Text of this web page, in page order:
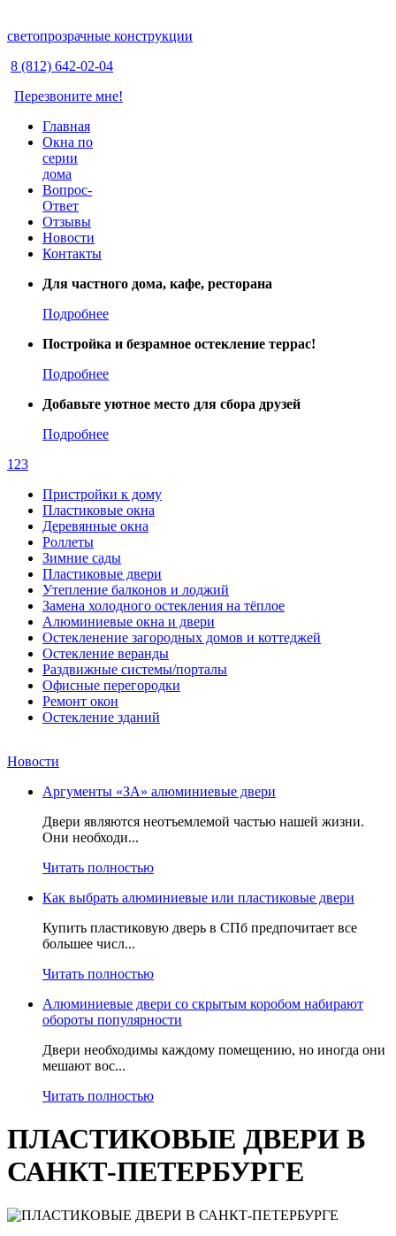
светопрозрачные конструкции
8 (812) 642-02-04
Перезвоните мне!
Главная
Окна по
серии
дома
Вопрос-
Ответ
Отзывы
Новости
Контакты
Для частного дома, кафе, ресторана
Подробнее
Постройка и безрамное остекление террас!
Подробнее
Добавьте уютное место для сбора друзей
Подробнее
1 23
Пристройки к дому
Пластиковые окна
Деревянные окна
Роллеты
Зимние сады
Пластиковые двери
Утепление балконов и лоджий
Замена холодного остекления на тёплое
Алюминиевые окна и двери
Остекленение загородных домов и коттеджей
Остекление веранды
Раздвижные системы/порталы
Офисные перегородки
Ремонт окон
Остекление зданий
Новости
Аргументы «ЗА» алюминиевые двери
Двери являются неотъемлемой частью нашей жизни.
Они необходи...
Читать полностью
Как выбрать алюминиевые или пластиковые двери
Купить пластиковую дверь в СПб предпочитает все
большее числ...
Читать полностью
Алюминиевые двери со скрытым коробом набирают
обороты популярности
Двери необходимы каждому помещению, но иногда они
мешают вос...
Читать полностью
ПЛАСТИКОВЫЕ ДВЕРИ В
САНКТ-ПЕТЕРБУРГЕ